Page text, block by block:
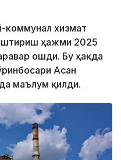
коммунал хизмат
ҳажми 2025
ошди. Бу ҳақда
Асан
маълум қилди.